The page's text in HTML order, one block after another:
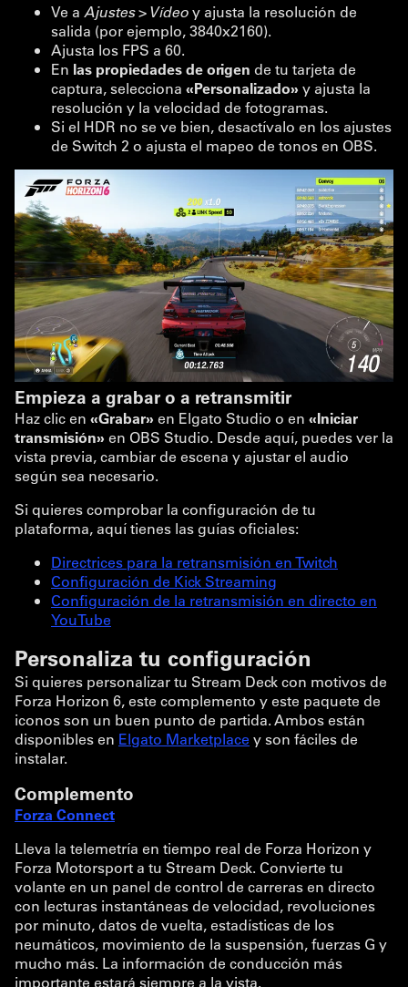
Ve a Ajustes > Vídeoy ajusta la resolución de
salida (por ejemplo, 3840x2160).
Ajusta los FPS a 60.
En las propiedades de origen de tu tarjeta de
captura, selecciona «Personalizado» y ajusta la
resolución y la velocidad de fotogramas.
Si el HDR no se ve bien, desactívalo en los ajustes
de Switch 2 o ajusta el mapeo de tonos en OBS.
Empieza a grabar o a retransmitir
Haz clic en «Grabar» en Elgato Studio o en «Iniciar
transmisión» en OBS Studio. Desde aquí, puedes ver la
vista previa, cambiar de escena y ajustar el audio
según sea necesario.
Si quieres comprobar la configuración de tu
plataforma, aquí tienes las guías oficiales:
Directrices para la retransmisión en Twitch
Configuración de Kick Streaming
Configuración de la retransmisión en directo en
YouTube
Personaliza tu configuración
Si quieres personalizar tu Stream Deck con motivos de
Forza Horizon 6, este complemento y este paquete de
iconos son un buen punto de partida. Ambos están
disponibles en Elgato Marketplace y son fáciles de
instalar.
Complemento
Forza Connect
Lleva la telemetría en tiempo real de Forza Horizon y
Forza Motorsport a tu Stream Deck. Convierte tu
volante en un panel de control de carreras en directo
con lecturas instantáneas de velocidad, revoluciones
por minuto, datos de vuelta, estadísticas de los
neumáticos, movimiento de la suspensión, fuerzas G y
mucho más. La información de conducción más
importante estará siempre a la vista.